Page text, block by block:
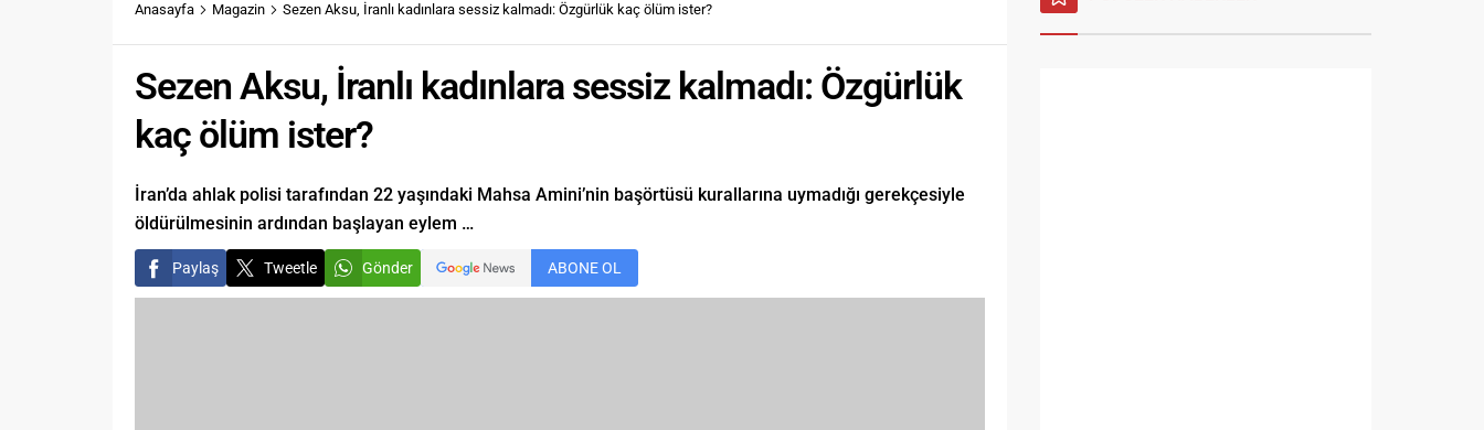
Anasayfa Magazin Sezen Aksu, İranlı kadınlara sessiz kalmadı: Özgürlük kaç ölüm ister?
Sezen Aksu, İranlı kadınlara sessiz kalmadı: Özgürlük
kaç ölüm ister?
İran’da ahlak polisi tarafından 22 yaşındaki Mahsa Amini’nin başörtüsü kurallarına uymadığı gerekçesiyle
öldürülmesinin ardından başlayan eylem …
Paylaş Tweetle Gönder ABONE OL